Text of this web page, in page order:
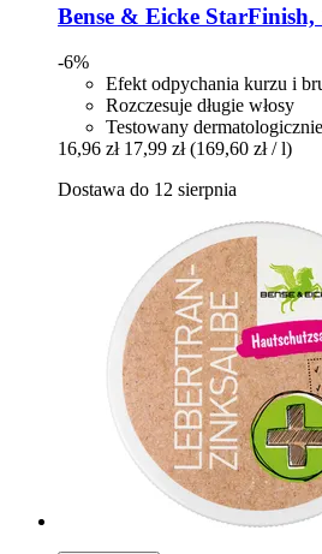
Bense & Eicke StarFinish,
-6%
Efekt odpychania kurzu i
Rozczesuje długie włosy
Testowany dermatologicznie
16,96 zł 17,99 zł (169,60 zł / l)
Dostawa do 12 sierpnia